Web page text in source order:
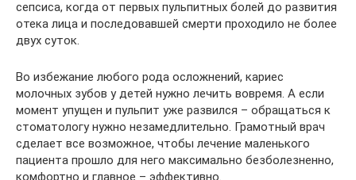
сепсиса, когда от первых пульпитных болей до развития
отека лица и последовавшей смерти проходило не более
двух суток.
Во избежание любого рода осложнений, кариес
молочных зубов у детей нужно лечить вовремя. А если
момент упущен и пульпит уже развился – обращаться к
стоматологу нужно незамедлительно. Грамотный врач
сделает все возможное, чтобы лечение маленького
пациента прошло для него максимально безболезненно,
комфортно и главное – эффективно.